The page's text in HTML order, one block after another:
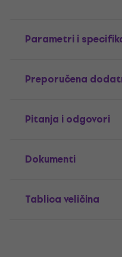
Parametri i
Preporučena
Pitanja i odgovori
Dokumenti
Tablica veličina